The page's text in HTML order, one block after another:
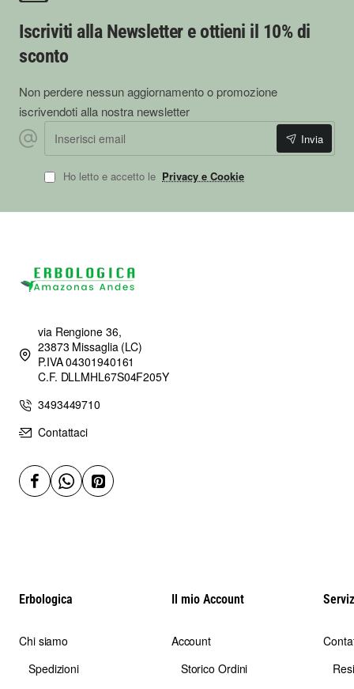
Iscriviti alla Newsletter e ottieni il 10% di
sconto
Non perdere nessun aggiornamento o promozione
iscrivendoti alla nostra newsletter
Inserisci
email
Invia
Ho letto e accetto le Privacy e Cookie
via Rengione 36,
23873 Missaglia (LC)
P.IVA 04301940161
C.F. DLLMHL67S04F205Y
3493449710
Contattaci
Erbologica
Chi siamo
Spedizioni
Il mio Account
Account
Storico Ordini